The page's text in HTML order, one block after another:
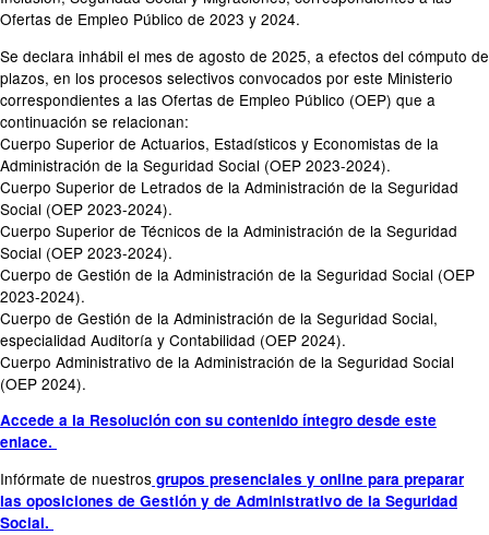
Ofertas de Empleo Público de 2023 y 2024.
Se declara inhábil el mes de agosto de 2025, a efectos del cómputo de
plazos, en los procesos selectivos convocados por este Ministerio
correspondientes a las Ofertas de Empleo Público (OEP) que a
continuación se relacionan:
Cuerpo Superior de Actuarios, Estadísticos y Economistas de la
Administración de la Seguridad Social (OEP 2023-2024).
Cuerpo Superior de Letrados de la Administración de la Seguridad
Social (OEP 2023-2024).
Cuerpo Superior de Técnicos de la Administración de la Seguridad
Social (OEP 2023-2024).
Cuerpo de Gestión de la Administración de la Seguridad Social (OEP
2023-2024).
Cuerpo de Gestión de la Administración de la Seguridad Social,
especialidad Auditoría y Contabilidad (OEP 2024).
Cuerpo Administrativo de la Administración de la Seguridad Social
(OEP 2024).
Accede a la Resolución con su contenido íntegro desde este
enlace.
Infórmate de nuestros grupos presenciales y online para preparar
las oposiciones de Gestión y de Administrativo de la Seguridad
Social.